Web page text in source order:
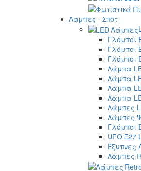
Λάμπες - Σπότ
Γλόμποι
Γλόμποι
Γλόμποι
Λάμπα
Λάμπα
Λάμπα
Λάμπα
Λάμπες
Λάμπες
Γλόμποι
UFO E27
Έξυπνες
Λάμπες